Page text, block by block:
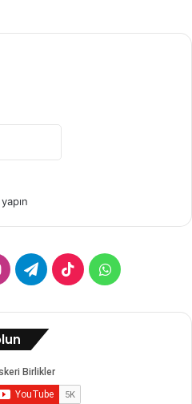
InstagramTelegramTikTokWhatsApp